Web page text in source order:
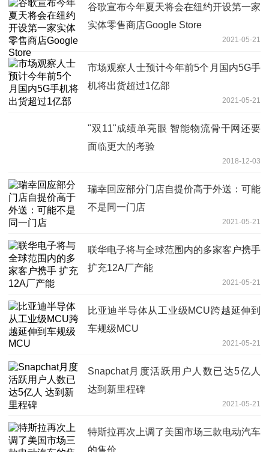
谷歌宣布今年夏天将会在纽约开设第一家
实体零售商店Google Store
2021-05-21
市场观察人士预计今年前5个月国内5G手
机将出货超过1亿部
2021-05-21
"双11"成绩单亮眼 智能物流骨干网还要
面临更大的考验
2018-12-03
瑞幸回应部分门店自提价高于外送：可能
不是同一门店
2021-05-21
联华电子将与全球范围内的多家客户携手
扩充12A厂产能
2021-05-21
比亚迪半导体从工业级MCU跨越延伸到
车规级MCU
2021-05-21
Snapchat月度活跃用户人数已达5亿人
达到新里程碑
2021-05-21
特斯拉再次上调了美国市场三款电动汽车